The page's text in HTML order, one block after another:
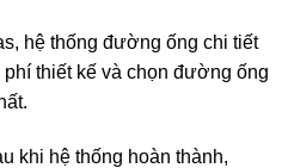
hệ thống đường ống chi tiết
thiết kế và chọn đường ống
khi hệ thống hoàn thành,